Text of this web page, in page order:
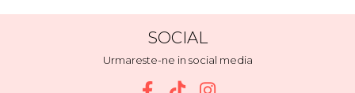
SOCIAL
Urmareste-ne in social media